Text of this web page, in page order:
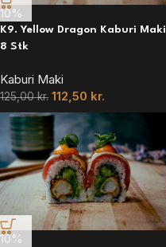
10%
K9. Yellow Dragon Kaburi Maki
8 Stk
Kaburi Maki
125,00kr. 112,50 kr.
10%